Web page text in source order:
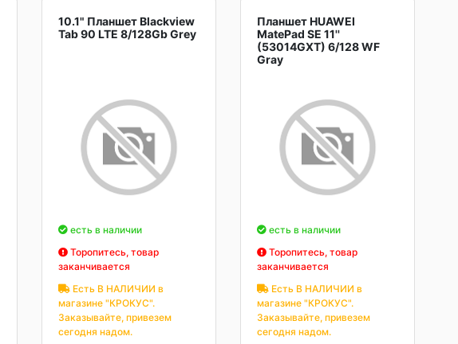
10.1" Планшет Blackview
Tab 90 LTE 8/128Gb Grey
есть в наличии
Торопитесь, товар
заканчивается
Есть В НАЛИЧИИ в
магазине "КРОКУС".
Заказывайте, привезем
сегодня надом.
Планшет HUAWEI
MatePad SE 11''
(53014GXT) 6/128 WF
Gray
есть в наличии
Торопитесь, товар
заканчивается
Есть В НАЛИЧИИ в
магазине "КРОКУС".
Заказывайте, привезем
сегодня надом.